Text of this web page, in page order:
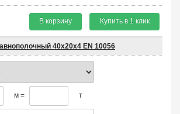
В корзину Купить в 1 клик
40х20х4 EN 10056
м = т